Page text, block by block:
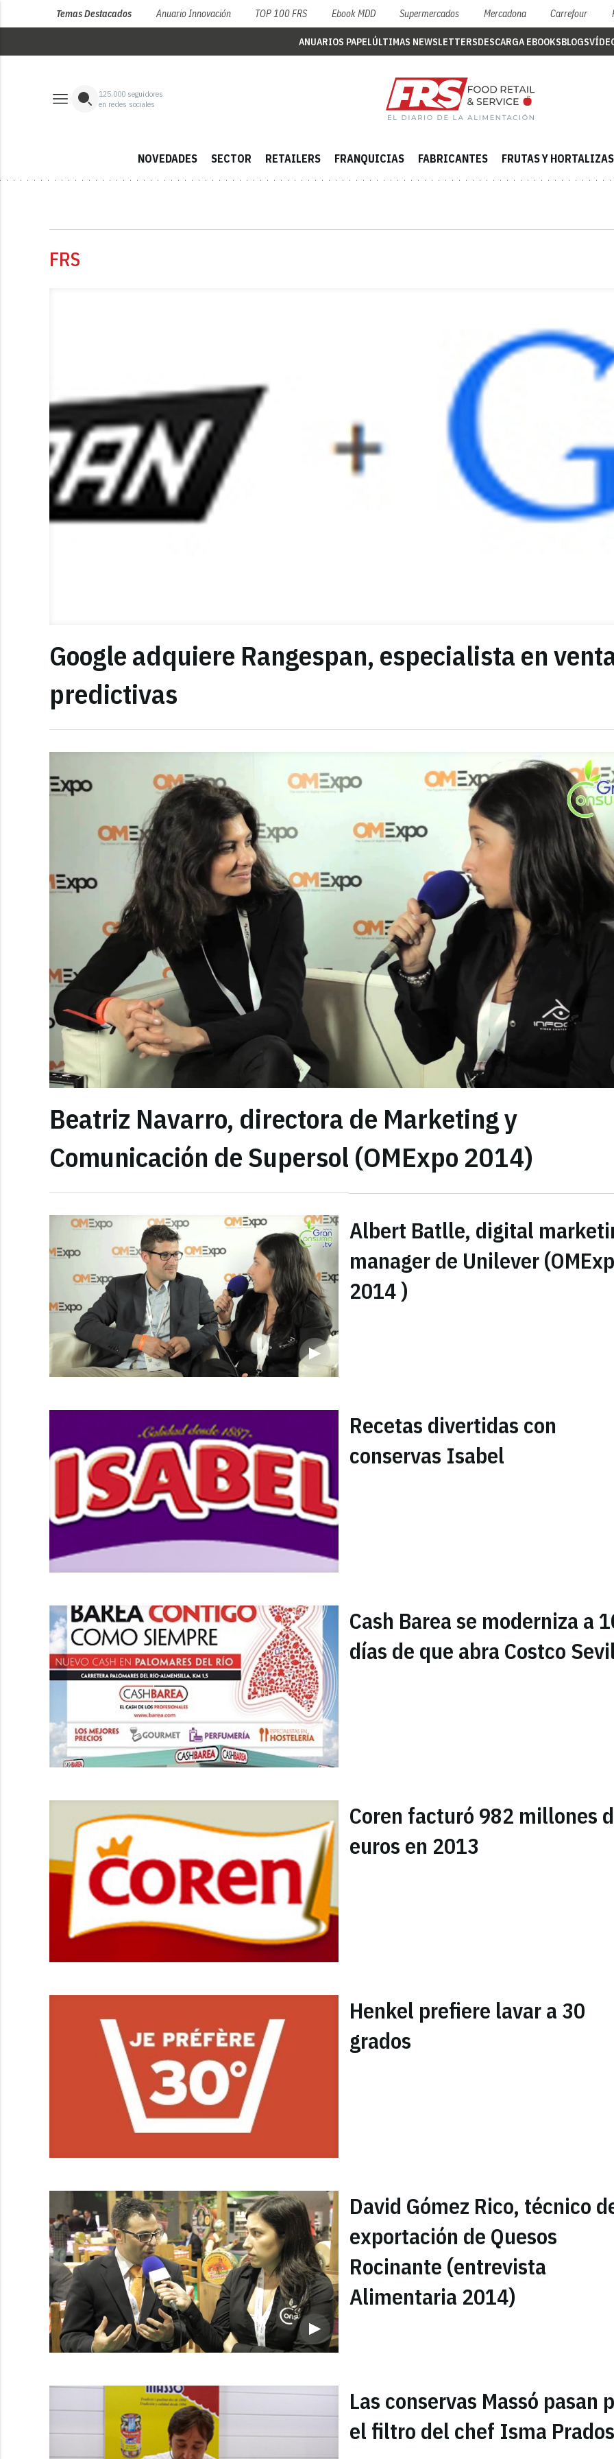
Temas Destacados Anuario Innovación TOP 100 FRS Ebook MDD Supermercados Mercadona Carrefour
ANUARIOS PAPELÚLTIMAS NEWSLETTERSDESCARGA EBOOKSBLOGS
125,000 seguidores
en redes sociales
NOVEDADES SECTOR RETAILERS FRANQUICIAS FABRICANTES FRUTAS Y HORTALIZAS
FRS
Google adquiere Rangespan, especialista en
predictivas
Beatriz Navarro, directora de Marketing y
Comunicación de Supersol (OMExpo 2014)
Albert Batlle, digital
manager de Unilever
2014 )
Recetas divertidas con
conservas Isabel
Cash Barea se moderniza a
días de que abra Costco
Coren facturó 982 millones
euros en 2013
Henkel prefiere lavar a 30
grados
David Gómez Rico, técnico
exportación de Quesos
Rocinante (entrevista
Alimentaria 2014)
Las conservas Massó pasan
el filtro del chef Isma Prados